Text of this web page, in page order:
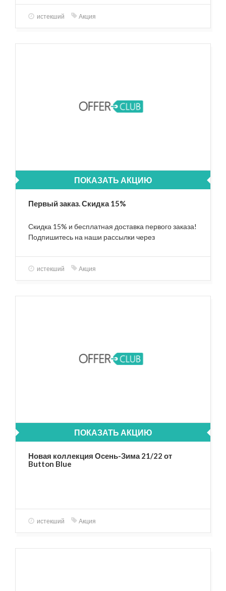
истекший Акция
ПОКАЗАТЬ АКЦИЮ
Первый заказ. Скидка 15%
Скидка 15% и бесплатная доставка первого заказа!
Подпишитесь на наши рассылки через
индивидуальный промокод на почту
истекший Акция
ПОКАЗАТЬ АКЦИЮ
Новая коллекция Осень-Зима 21/22 от
Button Blue
истекший Акция